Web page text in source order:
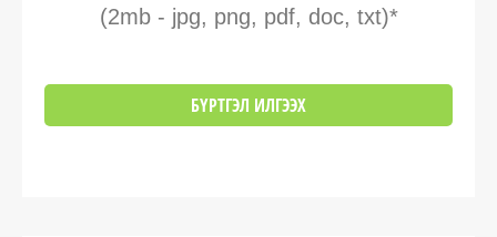
(2mb - jpg, png, pdf, doc, txt)*